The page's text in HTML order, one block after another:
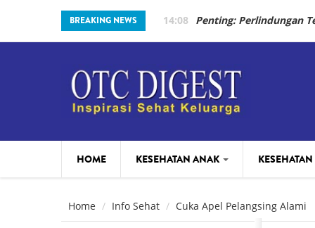
Skip to main content
BREAKING NEWS 14:08 Penting: Perlindungan
HOME KESEHATAN ANAK
PARENTING BEAUTY
Home Info Sehat Cuka Apel Pelangsing Alami